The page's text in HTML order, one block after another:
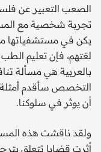
الصعب التعبير عن
تجربة شخصية مع
يكن في مستشفياتها
لغتهم، فإن تعليم
بالعربية هي مسألة
التخصص سأقدم أمثلة
أن يوثر في سلوكنا.
ولقد ناقشت هذه
أثرت قضايا تتعلق